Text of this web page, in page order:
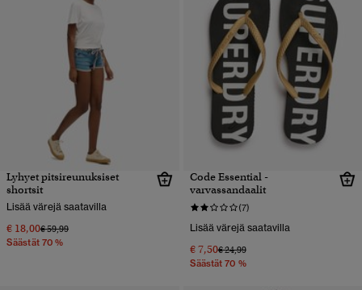
Lyhyet pitsireunuksiset
shortsit
Lisää värejä saatavilla
€ 18,00Hinta alennettu hinnasta
€ 59,99hintaan
Säästät 70 %
Code Essential -
varvassandaalit
(7)
Lisää värejä saatavilla
€ 7,50Hinta alennettu hinnasta
€ 24,99hintaan
Säästät 70 %